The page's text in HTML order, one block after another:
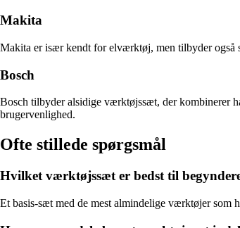
Makita
Makita er især kendt for elværktøj, men tilbyder også
Bosch
Bosch tilbyder alsidige værktøjssæt, der kombinerer
brugervenlighed.
Ofte stillede spørgsmål
Hvilket værktøjssæt er bedst til
Et basis-sæt med de mest almindelige værktøjer som